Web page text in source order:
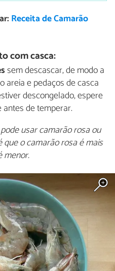
Receita de Camarão
com casca:
sem descascar, de modo a
areia e pedaços de casca
descongelado, espere
de temperar.
usar camarão rosa ou
o camarão rosa é mais
menor.